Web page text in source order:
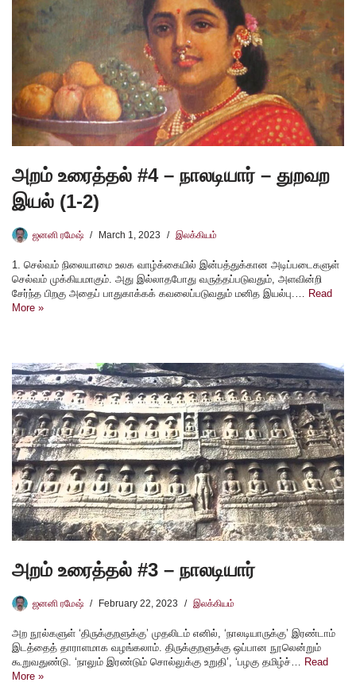
அறம் உரைத்தல் #4 – நாலடியார் – துறவற
இயல் (1-2)
ஜனனி ரமேஷ் March 1, 2023 இலக்கியம்
1. செல்வம் நிலையாமை உலக வாழ்க்கையில் இன்பத்துக்கான அடிப்படைகளுள்
செல்வம் முக்கியமாகும். அது இல்லாதபோது வருத்தப்படுவதும், அளவின்றி
சேர்ந்த பிறகு அதைப் பாதுகாக்கக் கவலைப்படுவதும் மனித இயல்பு.… Read
More »
அறம் உரைத்தல் #3 – நாலடியார்
ஜனனி ரமேஷ் February 22, 2023 இலக்கியம்
அற நூல்களுள் ‘திருக்குறளுக்கு’ முதலிடம் எனில், ‘நாலடியாருக்கு’ இரண்டாம்
இடத்தைத் தாராளமாக வழங்கலாம். திருக்குறளுக்கு ஒப்பான நூலென்றும்
கூறுவதுண்டு. ‘நாலும் இரண்டும் சொல்லுக்கு உறுதி’, ‘பழகு தமிழ்ச்… Read
More »